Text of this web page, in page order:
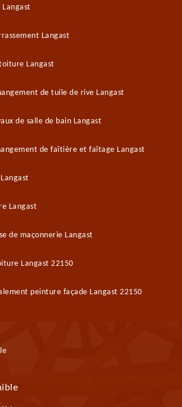
Langast
Langast
de tuile de rive Langast
de salle de bain Langast
de faîtière et faîtage Langast
Langast
de maçonnerie Langast
Langast 22150
peinture façade Langast 22150